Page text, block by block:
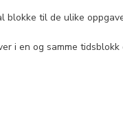
blokke til de ulike
i en og samme tidsblokk